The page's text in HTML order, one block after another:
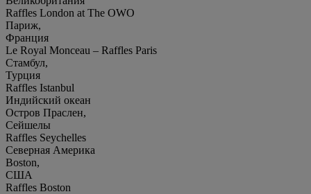
Raffles London at The OWO
Париж,
Франция
Le Royal Monceau – Raffles Paris
Стамбул,
Турция
Raffles Istanbul
Индийский океан
Остров Праслен,
Сейшелы
Raffles Seychelles
Северная Америка
Boston,
США
Raffles Boston